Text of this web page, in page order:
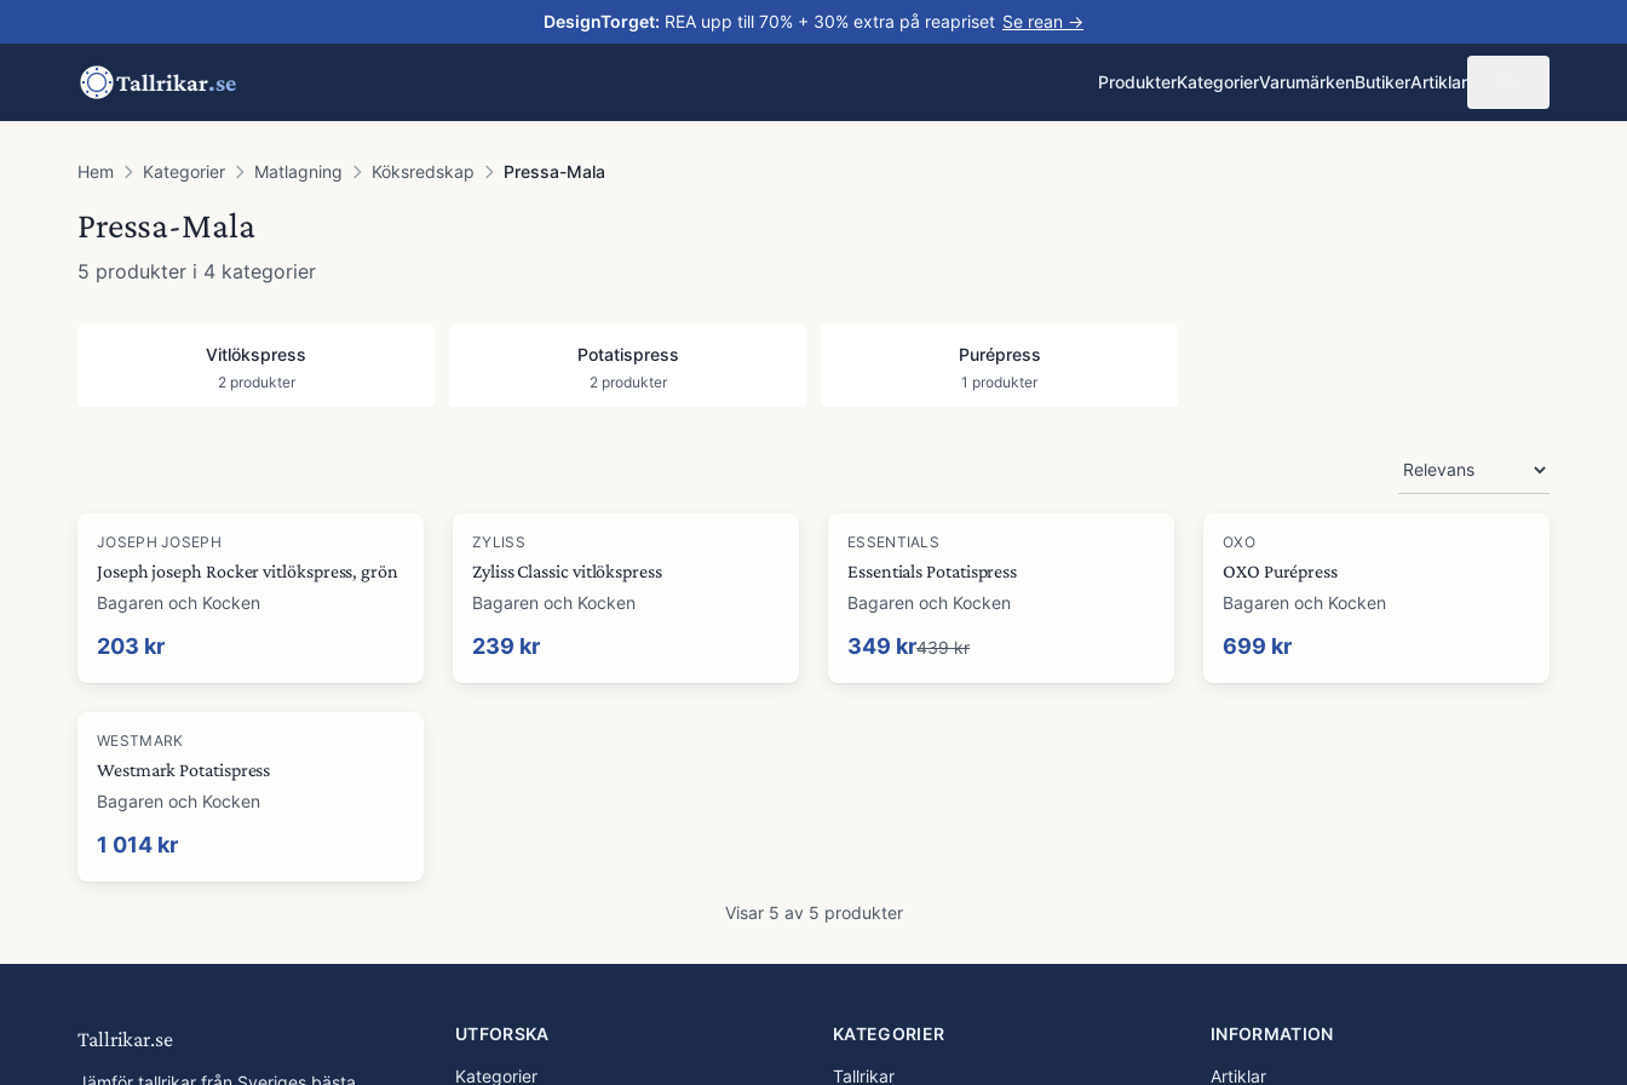
DesignTorget: REA upp till 70% + 30% extra på reapriset Se rean →
Tallrikar.se ProdukterKategorierVarumärkenButikerArtiklar
Hem Kategorier Matlagning Köksredskap Pressa-Mala
Pressa-Mala
5 produkter i 4 kategorier
Vitlökspress
2produkter
Potatispress
2produkter
Purépress
1 produkter
JOSEPH JOSEPH
Joseph joseph Rocker vitlökspress, grön
Bagaren och Kocken
203 kr
ZYLISS
Zyliss Classic vitlökspress
Bagaren och Kocken
239 kr
-21%
ESSENTIALS
Essentials Potatispress
Bagaren och Kocken
349 kr439 kr
OXO
OXO Purépress
Bagaren och Kocken
699 kr
WESTMARK
Westmark Potatispress
Bagaren och Kocken
1 014 kr
Visar 5 av 5 produkter
Tallrikar.se UTFORSKA
Kategorier
KATEGORIER
Tallrikar
INFORMATION
Artiklar